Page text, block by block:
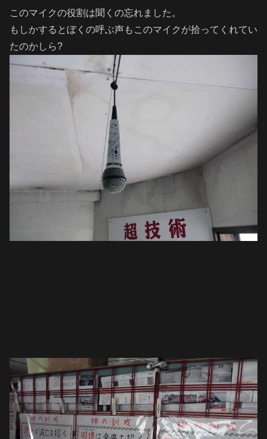
このマイクの役割は聞くの忘れました。
もしかするとぼくの呼ぶ声もこのマイクが拾ってくれてい
たのかしら?